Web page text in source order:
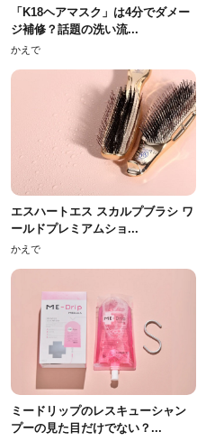
「K18ヘアマスク」は4分でダメー
ジ補修？話題の洗い流...
かえで
エスハートエス スカルプブラシ ワ
ールドプレミアムショ...
かえで
ミードリップのレスキューシャン
プーの見た目だけでない？...